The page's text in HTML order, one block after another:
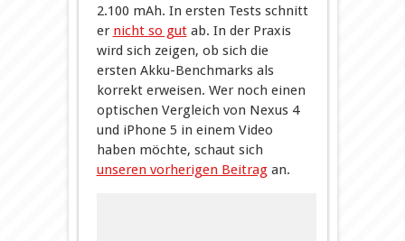
2.100 mAh. In ersten Tests schnitt
er nicht so gutab. In der Praxis
wird sich zeigen, ob sich die
ersten Akku-Benchmarks als
korrekt erweisen. Wer noch einen
optischen Vergleich von Nexus 4
und iPhone 5 in einem Video
haben möchte, schaut sich
unseren vorherigen Beitragan.